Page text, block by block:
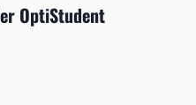
OptiStudent